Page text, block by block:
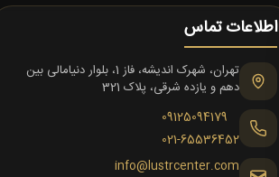
اطلاعات تماس
تهران، شهرک اندیشه، فاز 1، بلوار دنیامالی بین
دهم و یازده شرقی، پلاک 321
09125094179
021-65536452
info@lustrcenter.com